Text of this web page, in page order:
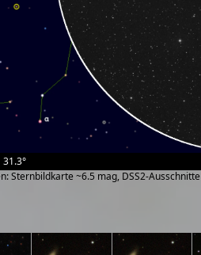
Sternbildkarte ~6.5 mag, DSS2-